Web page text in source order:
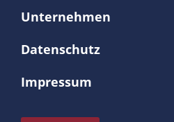
Unternehmen
Datenschutz
Impressum